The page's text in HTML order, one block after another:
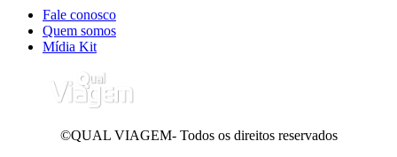
Fale conosco
Quem somos
Mídia Kit
©QUAL VIAGEM- Todos os direitos reservados